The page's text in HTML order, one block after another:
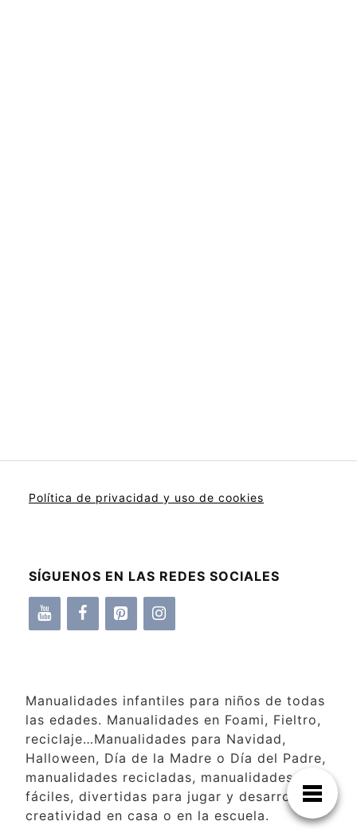
Política de privacidad y uso de cookies
SÍGUENOS EN LAS REDES SOCIALES
Manualidades infantiles para niños de todas
las edades. Manualidades en Foami, Fieltro,
reciclaje…Manualidades para Navidad,
Halloween, Día de la Madre o Día del Padre,
manualidades recicladas, manualidades
fáciles, divertidas para jugar y desarrollar la
creatividad en casa o en la escuela.